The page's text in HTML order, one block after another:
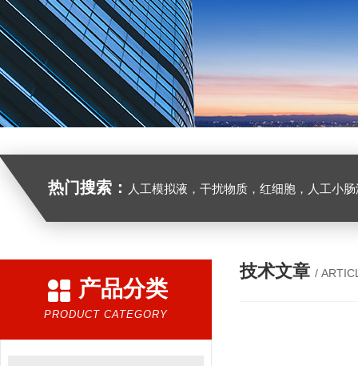
热门搜索： 人工模拟液，干扰物质，红细胞，人工小
产品分类
PRODUCT CATEGORY
技术文章 /